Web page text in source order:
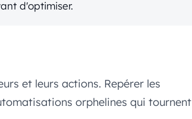
d'optimiser.
et leurs actions. Repérer les
orphelines qui tournent